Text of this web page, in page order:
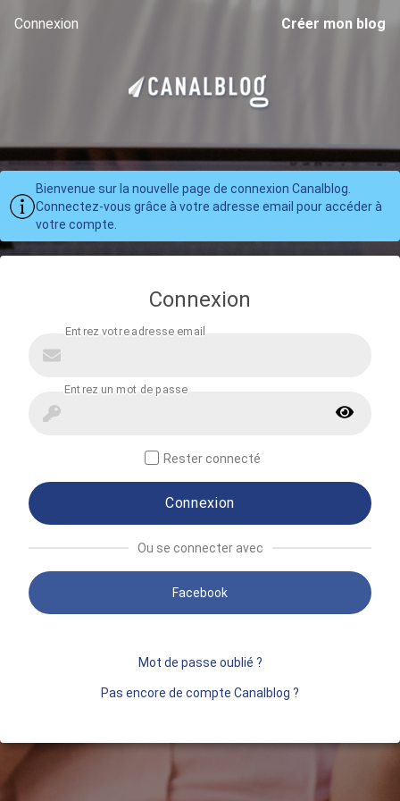
Connexion Créer mon blog
Bienvenue sur la nouvelle page de connexion Canalblog.
Connectez-vous grâce à votre adresse email pour accéder à
votre compte.
Connexion
Rester connecté
Connexion
Ou se connecter avec
Facebook
Mot de passe oublié ?
Pas encore de compte Canalblog ?